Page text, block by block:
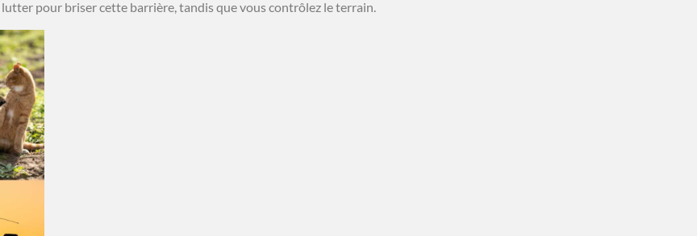
lutter pour briser cette barrière, tandis que vous contrôlez le terrain.